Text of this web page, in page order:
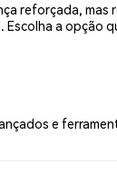
reforçada,
a opção
e